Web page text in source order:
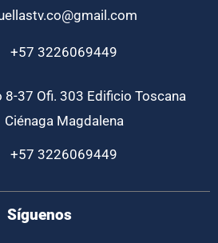
+57 3226069449
8-37 Ofi. 303 Edificio Toscana
Ciénaga Magdalena
+57 3226069449
Síguenos